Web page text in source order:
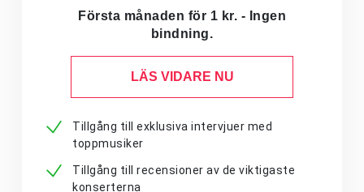
Första månaden för 1 kr. - Ingen
bindning.
LÄS VIDARE NU
Tillgång till exklusiva intervjuer med
toppmusiker
Tillgång till recensioner av de viktigaste
konserterna